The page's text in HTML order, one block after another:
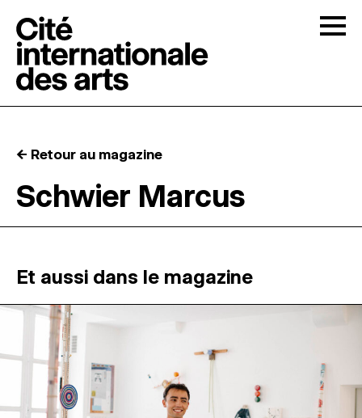
RÉSIDENCES ↓
ATELIERS OUVERTS
PROGRAMMATION
MAGAZINE
← Retour au magazine
Schwier Marcus
Et aussi dans le magazine